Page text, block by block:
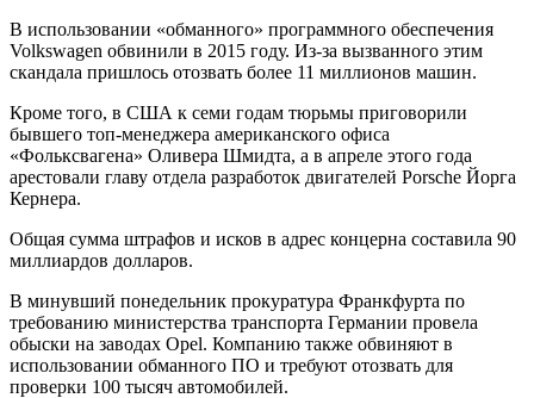
В использовании «обманного» программного обеспечения
Volkswagen обвинили в 2015 году. Из-за вызванного этим
скандала пришлось отозвать более 11 миллионов машин.
Кроме того, в США к семи годам тюрьмы приговорили
бывшего топ-менеджера американского офиса
«Фольксвагена» Оливера Шмидта, а в апреле этого года
арестовали главу отдела разработок двигателей Porsche Йорга
Кернера.
Общая сумма штрафов и исков в адрес концерна составила 90
миллиардов долларов.
В минувший понедельник прокуратура Франкфурта по
требованию министерства транспорта Германии провела
обыски на заводах Opel. Компанию также обвиняют в
использовании обманного ПО и требуют отозвать для
проверки 100 тысяч автомобилей.